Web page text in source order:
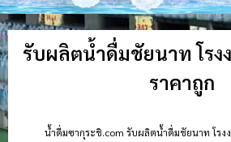
รับผลิตน้ำดื่มชัยนาท โร
ราคาถูก
น้ําดื่มซากุระชิ.com รับผลิตน้ำดื่มชัยนาท โรง